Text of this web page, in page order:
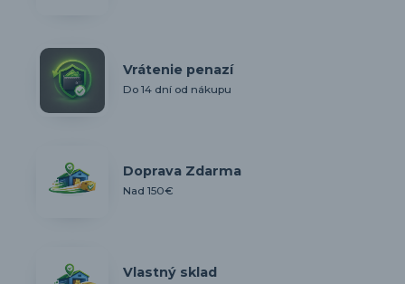
Vrátenie penazí
Do 14 dní od nákupu
Doprava Zdarma
Nad 150€
Vlastný sklad